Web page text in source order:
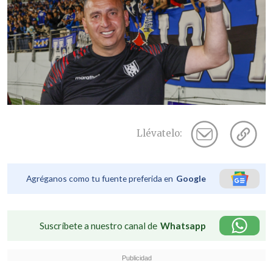
Llévatelo:
Agréganos como tu fuente preferida en Google
Suscríbete a nuestro canal de Whatsapp